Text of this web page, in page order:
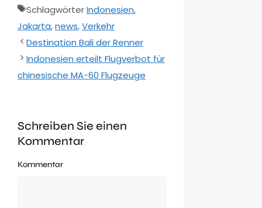
SchlagwörterIndonesien,
Jakarta,news,Verkehr
Destination Bali der Renner
Indonesien erteilt Flugverbot für
chinesische MA-60 Flugzeuge
Schreiben Sie einen
Kommentar
Kommentar